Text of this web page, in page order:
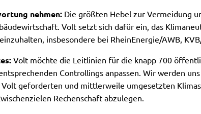
nehmen: Die größten Hebel zur Vermeidung
Volt setzt sich dafür ein, das
insbesondere bei RheinEnergie/AWB,
Volt möchte die Leitlinien für die knapp 700
Controllings anpassen. Wir werden
geforderten und mittlerweile umgesetzten
Rechenschaft abzulegen.